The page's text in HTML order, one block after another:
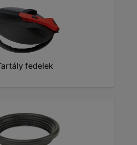
fedelek